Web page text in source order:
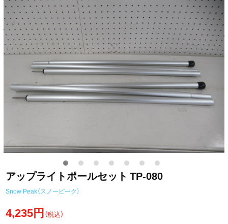
アップライトポールセット TP-080
Snow Peak（スノーピーク）
4,235円（税込）